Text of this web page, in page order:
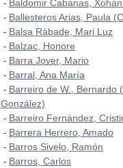
- Baldomir Cabanas,
- Ballesteros Arias, Paula
- Balsa Rábade, Mari Luz
- Balzac, Honore
- Barra Jover, Mario
- Barral, Ana María
- Barreiro de W., Bernardo
González)
- Barreiro Fernández,
- Barrera Herrero, Amado
- Barros Sivelo, Ramón
- Barros, Carlos